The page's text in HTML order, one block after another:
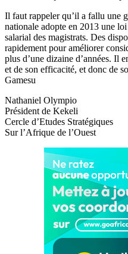
Il faut rappeler qu’il a fallu une
nationale adopte en 2013 une
salarial des magistrats. Des
rapidement pour améliorer
plus d’une dizaine d’années. Il
et de son efficacité, et donc de
Gamesu
Nathaniel Olympio
Président de Kekeli
Cercle d’Etudes Stratégiques
Sur l’Afrique de l’Ouest